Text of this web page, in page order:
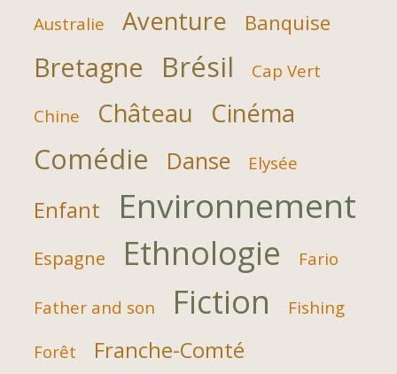
Australie Aventure Banquise
Bretagne Brésil Cap Vert
Chine Château Cinéma
Comédie Danse Elysée
Enfant Environnement
Espagne Ethnologie Fario
Father and son Fiction
Fishing
Forêt
Franche-Comté